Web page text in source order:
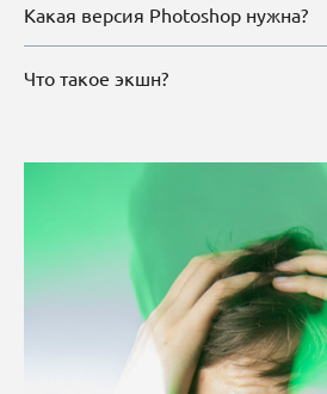
Какая версия Photoshop нужна?
Что такое экшн?